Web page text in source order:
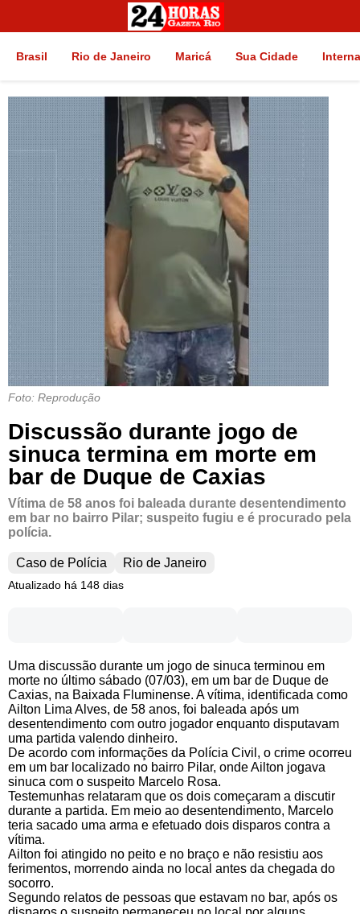
Brasil Rio de Janeiro Maricá Sua Cidade
Foto: Reprodução
Discussão durante jogo de
sinuca termina em morte em
bar de Duque de Caxias
Vítima de 58 anos foi baleada durante desentendimento
em bar no bairro Pilar; suspeito fugiu e é procurado pela
polícia.
Caso de Polícia Rio de Janeiro
Atualizado há 148 dias
Uma discussão durante um jogo de sinuca terminou em
morte no último sábado (07/03), em um bar de Duque de
Caxias, na Baixada Fluminense. A vítima, identificada como
Ailton Lima Alves, de 58 anos, foi baleada após um
desentendimento com outro jogador enquanto disputavam
uma partida valendo dinheiro.
De acordo com informações da Polícia Civil, o crime ocorreu
em um bar localizado no bairro Pilar, onde Ailton jogava
sinuca com o suspeito Marcelo Rosa.
Testemunhas relataram que os dois começaram a discutir
durante a partida. Em meio ao desentendimento, Marcelo
teria sacado uma arma e efetuado dois disparos contra a
vítima.
Ailton foi atingido no peito e no braço e não resistiu aos
ferimentos, morrendo ainda no local antes da chegada do
socorro.
Segundo relatos de pessoas que estavam no bar, após os